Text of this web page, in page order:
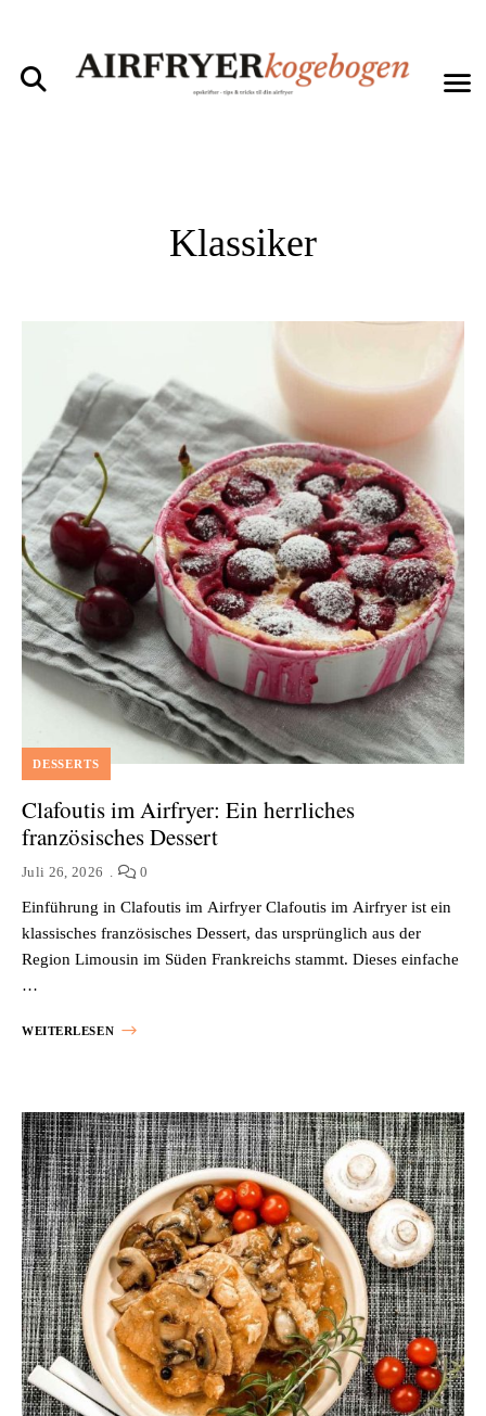
Klassiker
DESSERTS
Clafoutis im Airfryer: Ein herrliches
französisches Dessert
Juli 26, 2026 0
Einführung in Clafoutis im Airfryer Clafoutis im Airfryer ist ein
klassisches französisches Dessert, das ursprünglich aus der
Region Limousin im Süden Frankreichs stammt. Dieses einfache
…
WEITERLESEN